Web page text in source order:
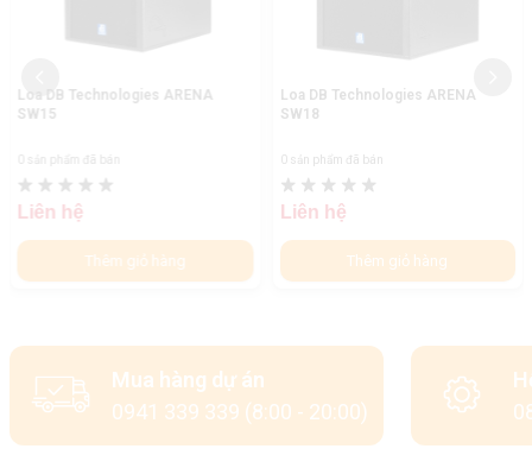
Loa DB Technologies ARENA
SW15
0 sản phẩm đã bán
Liên hệ
Thêm giỏ hàng
Loa DB Technologies ARENA
SW18
0 sản phẩm đã bán
Liên hệ
Thêm giỏ hàng
Mua hàng dự án
0941 339 339 (8:00 - 20:00)